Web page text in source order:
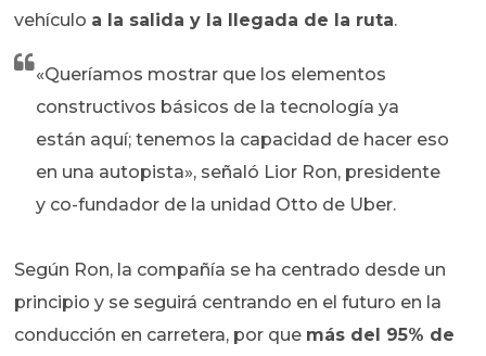
vehículo a la salida y la llegada de la ruta.
«Queríamos mostrar que los elementos
constructivos básicos de la tecnología ya
están aquí; tenemos la capacidad de hacer eso
en una autopista», señaló Lior Ron, presidente
y co-fundador de la unidad Otto de Uber.
Según Ron, la compañía se ha centrado desde un
principio y se seguirá centrando en el futuro en la
conducción en carretera, por que más del 95% de